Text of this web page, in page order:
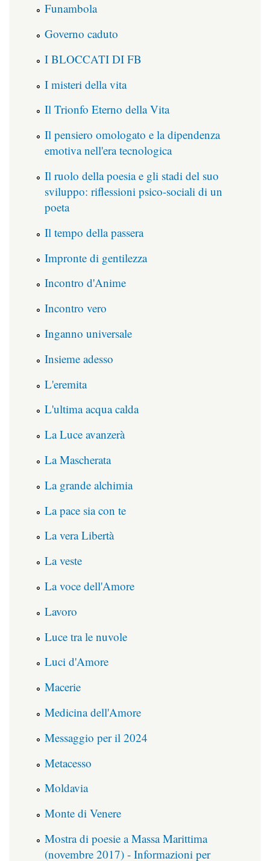
Funambola
Governo caduto
I BLOCCATI DI FB
I misteri della vita
Il Trionfo Eterno della Vita
Il pensiero omologato e la dipendenza
emotiva nell'era tecnologica
Il ruolo della poesia e gli stadi del suo
sviluppo: riflessioni psico-sociali di un
poeta
Il tempo della passera
Impronte di gentilezza
Incontro d'Anime
Incontro vero
Inganno universale
Insieme adesso
L'eremita
L'ultima acqua calda
La Luce avanzerà
La Mascherata
La grande alchimia
La pace sia con te
La vera Libertà
La veste
La voce dell'Amore
Lavoro
Luce tra le nuvole
Luci d'Amore
Macerie
Medicina dell'Amore
Messaggio per il 2024
Metacesso
Moldavia
Monte di Venere
Mostra di poesie a Massa Marittima
(novembre 2017) - Informazioni per